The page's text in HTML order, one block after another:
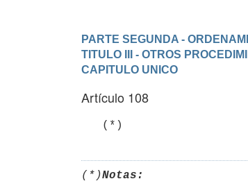
PARTE SEGUNDA -
TITULO III - OTROS
CAPITULO UNICO
Artículo 108
(*)Notas: